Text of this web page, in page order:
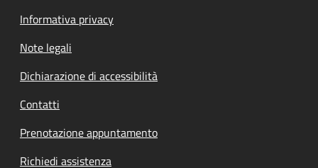
Informativa privacy
Note legali
Dichiarazione di accessibilità
Contatti
Prenotazione appuntamento
Richiedi assistenza